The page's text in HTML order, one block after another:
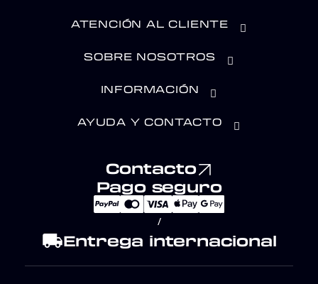
ATENCIÓN AL CLIENTE
SOBRE NOSOTROS
INFORMACIÓN
AYUDA Y CONTACTO
Contacto
Pago seguro
/
local_shippingEntrega internacional